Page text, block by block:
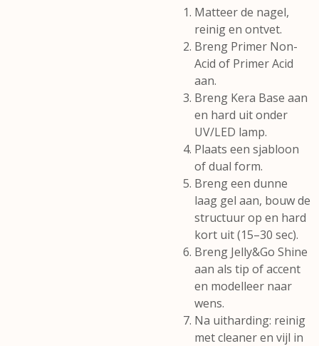
Matteer de nagel,
reinig en ontvet.
Breng Primer Non-
Acid of Primer Acid
aan.
Breng Kera Base aan
en hard uit onder
UV/LED lamp.
Plaats een sjabloon
of dual form.
Breng een dunne
laag gel aan, bouw de
structuur op en hard
kort uit (15–30 sec).
Breng Jelly&Go Shine
aan als tip of accent
en modelleer naar
wens.
Na uitharding: reinig
met cleaner en vijl in